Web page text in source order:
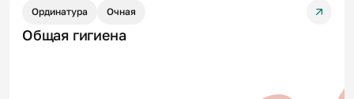
Ординатура Очная
Общая гигиена